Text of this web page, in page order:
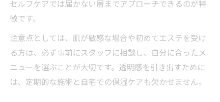
セルフケアでは届かない層までアプローチできるのが特
徴です。
注意点としては、肌が敏感な場合や初めてエステを受け
る方は、必ず事前にスタッフに相談し、自分に合ったメ
ニューを選ぶことが大切です。透明感を引き出すために
は、定期的な施術と自宅での保湿ケアも欠かせません。